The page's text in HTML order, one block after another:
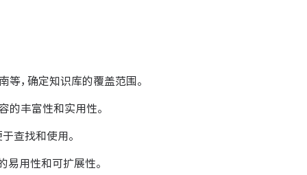
等，确定知识库的覆盖范围。
的丰富性和实用性。
查找和使用。
易用性和可扩展性。